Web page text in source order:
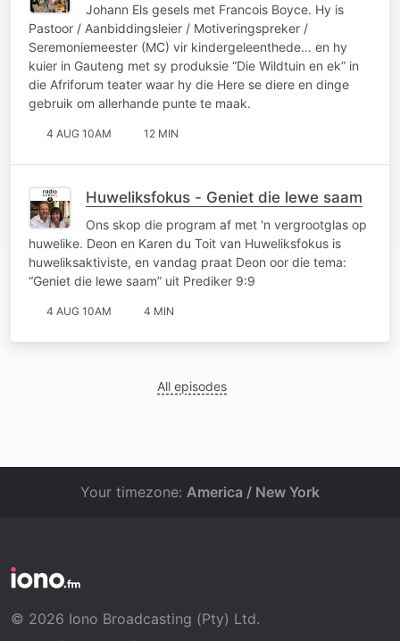
Johann Els gesels met Francois Boyce. Hy is
Pastoor / Aanbiddingsleier / Motiveringspreker /
Seremoniemeester (MC) vir kindergeleenthede… en hy
kuier in Gauteng met sy produksie “Die Wildtuin en ek” in
die Afriforum teater waar hy die Here se diere en dinge
gebruik om allerhande punte te maak.
4 AUG 10AM 12 MIN
Huweliksfokus - Geniet die lewe saam
Ons skop die program af met 'n vergrootglas op
huwelike. Deon en Karen du Toit van Huweliksfokus is
huweliksaktiviste, en vandag praat Deon oor die tema:
“Geniet die lewe saam” uit Prediker 9:9
4 AUG 10AM 4 MIN
All episodes
Your timezone: America / New York
© 2026 Iono Broadcasting (Pty) Ltd.